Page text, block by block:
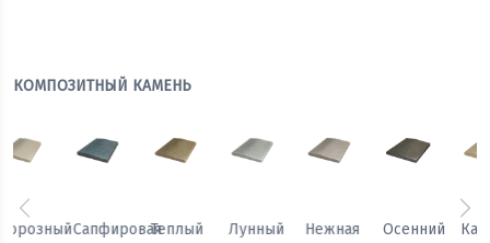
КОМПОЗИТНЫЙ КАМЕНЬ
Осенний
Каменный Песчаный МорозныйСапфироваяТеплый
Предыдущий